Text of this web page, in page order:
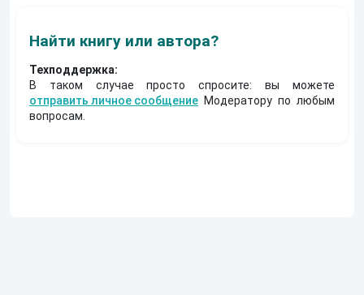
Найти книгу или автора?
Техподдержка:
В таком случае просто спросите: вы можете
отправить личное сообщение Модератору по любым
вопросам.